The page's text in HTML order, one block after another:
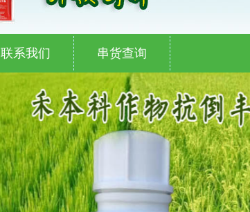
联系我们 串货查询